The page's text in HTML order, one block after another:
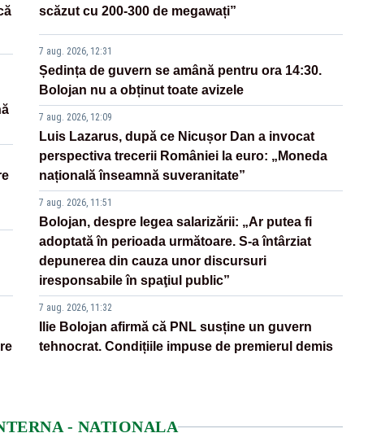
scăzut cu 200-300 de megawați”
7 aug. 2026, 12:31
Ședința de guvern se amână pentru ora 14:30.
Bolojan nu a obținut toate avizele
7 aug. 2026, 12:09
Luis Lazarus, după ce Nicușor Dan a invocat
perspectiva trecerii României la euro: „Moneda
națională înseamnă suveranitate”
7 aug. 2026, 11:51
Bolojan, despre legea salarizării: „Ar putea fi
adoptată în perioada următoare. S-a întârziat
depunerea din cauza unor discursuri
iresponsabile în spaţiul public”
7 aug. 2026, 11:32
Ilie Bolojan afirmă că PNL susține un guvern
tehnocrat. Condițiile impuse de premierul demis
- NATIONALA